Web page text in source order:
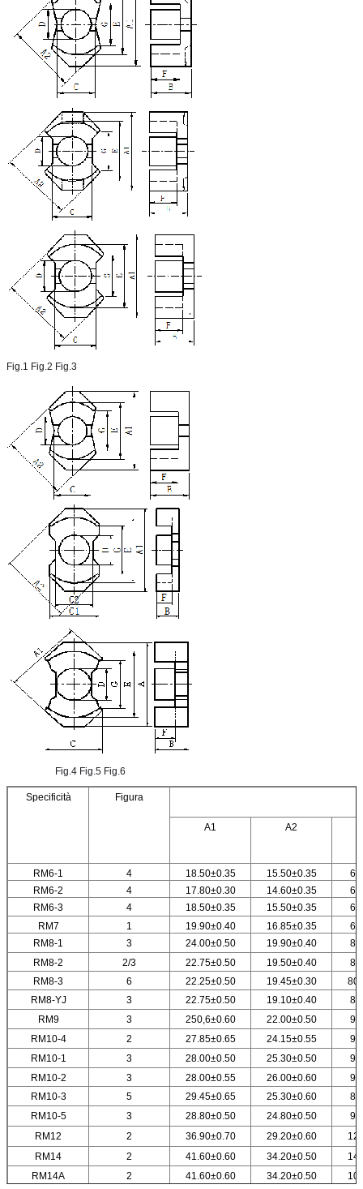
Fig.1 Fig.2 Fig.3
Fig.4 Fig.5 Fig.6
Specificità Figura
A1 A2
RM6-1 4 18.50±0.35 15.50±0.35
RM6-2
4 17.80±0.30 14.60±0.35
RM6-3
4 18.50±0.35 15.50±0.35
RM7
1 19.90±0.40 16.85±0.35
RM8-1
3 24.00±0.50 19.90±0.40
RM8-2
2/3 22.75±0.50 19.50±0.40
RM8-3
6 22.25±0.50 19.45±0.30
RM8-YJ
3 22.75±0.50 19.10±0.40
RM9
3 250,6±0.60 22.00±0.50
RM10-4
2 27.85±0.65 24.15±0.55
RM10-1
3 28.00±0.50 25.30±0.50
RM10-2
3 28.00±0.55 26.00±0.60
RM10-3
5 29.45±0.65 25.30±0.60
RM10-5
3 28.80±0.50 24.80±0.50
RM12
2 36.90±0.70 29.20±0.60
RM14
2 41.60±0.60 34.20±0.50
RM14A
2 41.60±0.60 34.20±0.50